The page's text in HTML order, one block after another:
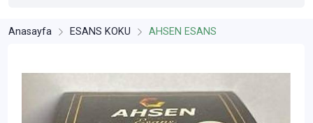
Anasayfa ESANS KOKU AHSEN ESANS